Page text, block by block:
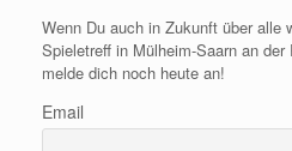
Wenn Du auch in Zukunft über alle
Spieletreff in Mülheim-Saarn an
melde dich noch heute an!
Email